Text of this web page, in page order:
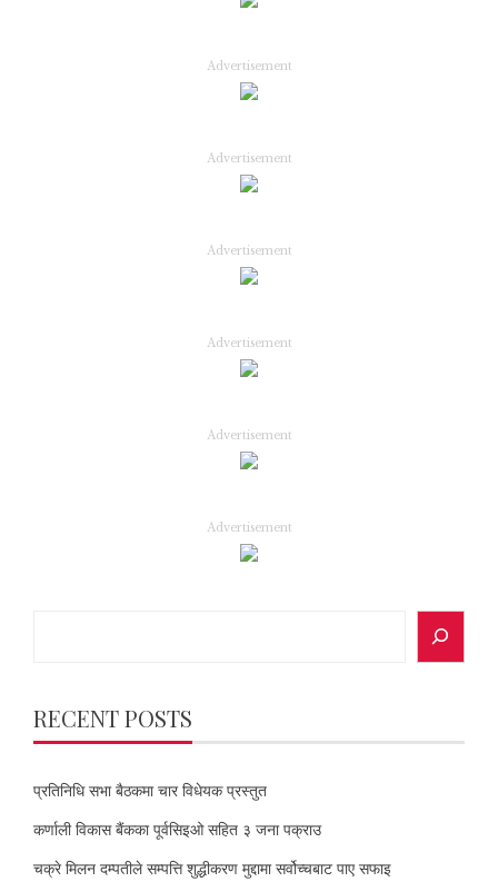
Advertisement
Advertisement
Advertisement
Advertisement
Advertisement
Advertisement
RECENT POSTS
प्रतिनिधि सभा बैठकमा चार विधेयक प्रस्तुत
कर्णाली विकास बैंकका पूर्वसिइओ सहित ३ जना पक्राउ
चक्रे मिलन दम्पतीले सम्पत्ति शुद्धीकरण मुद्दामा सर्वोच्चबाट पाए सफाइ